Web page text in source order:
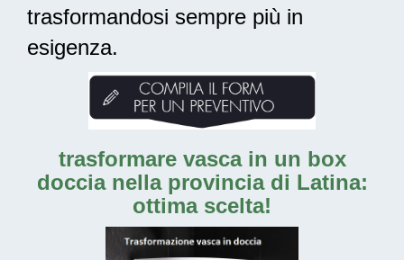
trasformandosi sempre più in
esigenza.
trasformare vasca in un box
doccia nella provincia di Latina:
ottima scelta!